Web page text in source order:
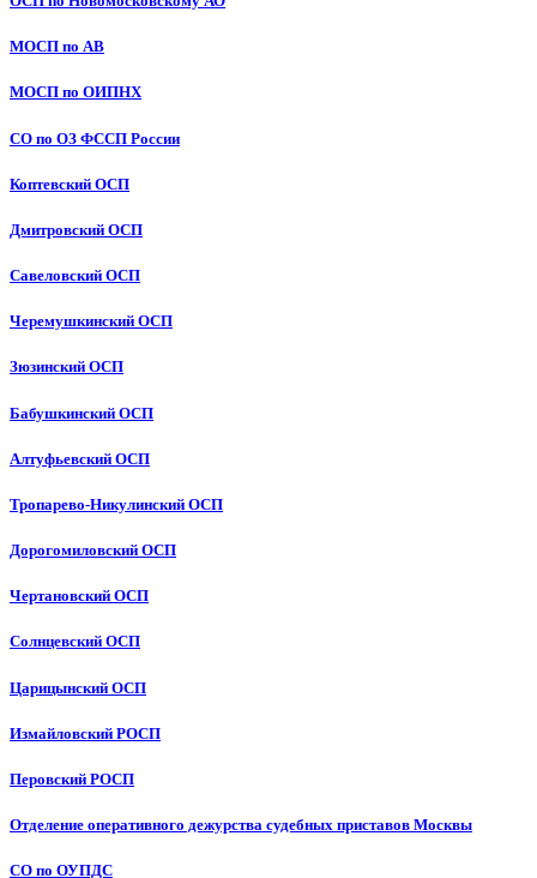
МОСП по АВ
МОСП по ОИПНХ
СО по ОЗ ФССП России
Коптевский ОСП
Дмитровский ОСП
Савеловский ОСП
Черемушкинский ОСП
Зюзинский ОСП
Бабушкинский ОСП
Алтуфьевский ОСП
Тропарево-Никулинский ОСП
Дорогомиловский ОСП
Чертановский ОСП
Солнцевский ОСП
Царицынский ОСП
Измайловский РОСП
Перовский РОСП
Отделение оперативного дежурства судебных приставов Москвы
СО по ОУПДС